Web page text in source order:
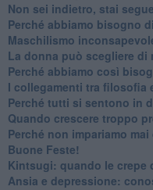
​Non sei indietro, stai
​Perché abbiamo bisogno
​Maschilismo
​La donna può scegliere di
​Perché abbiamo così
​I collegamenti tra filosofia
​Perché tutti si sentono in
​Quando crescere troppo
​Perché non impariamo
​Buone Feste!
​Kintsugi: quando le crepe
Ansia e depressione: